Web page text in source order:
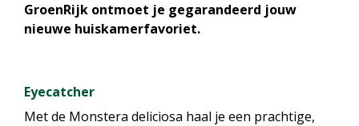
GroenRijk ontmoet je gegarandeerd jouw
nieuwe huiskamerfavoriet.
Eyecatcher
Met de Monstera deliciosa haal je een prachtige,